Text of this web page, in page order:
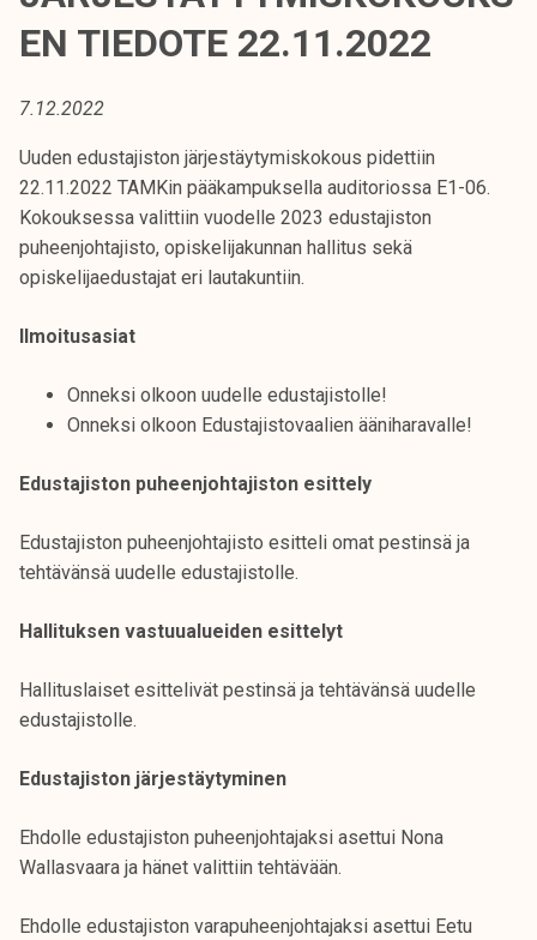
o
k
e
a
k
o
l
i
k
e
i
u
t
a
EN TIEDOTE 22.11.2022
7.12.2022
Uuden edustajiston järjestäytymiskokous pidettiin
22.11.2022 TAMKin pääkampuksella auditoriossa E1-06.
Kokouksessa valittiin vuodelle 2023 edustajiston
puheenjohtajisto, opiskelijakunnan hallitus sekä
opiskelijaedustajat eri lautakuntiin.
Ilmoitusasiat
Onneksi olkoon uudelle edustajistolle!
Onneksi olkoon Edustajistovaalien ääniharavalle!
Edustajiston puheenjohtajiston esittely
Edustajiston puheenjohtajisto esitteli omat pestinsä ja
tehtävänsä uudelle edustajistolle.
Hallituksen vastuualueiden esittelyt
Hallituslaiset esittelivät pestinsä ja tehtävänsä uudelle
edustajistolle.
Edustajiston järjestäytyminen
Ehdolle edustajiston puheenjohtajaksi asettui Nona
Wallasvaara ja hänet valittiin tehtävään.
Ehdolle edustajiston varapuheenjohtajaksi asettui Eetu